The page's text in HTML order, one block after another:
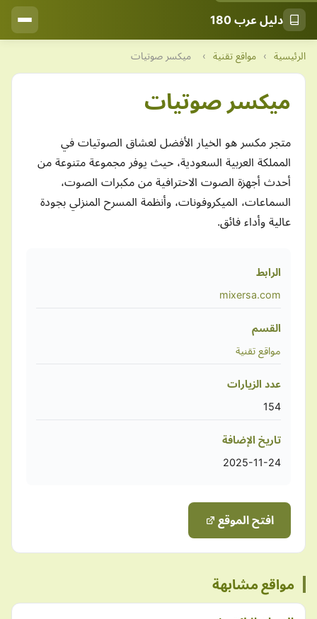
دليل عرب 180
الرئيسية › مواقع تقنية › ميكسر صوتيات
ميكسر صوتيات
متجر مكسر هو الخيار الأفضل لعشاق الصوتيات في
المملكة العربية السعودية، حيث يوفر مجموعة متنوعة من
أحدث أجهزة الصوت الاحترافية من مكبرات الصوت،
السماعات، الميكروفونات، وأنظمة المسرح المنزلي بجودة
عالية وأداء فائق.
الرابط
mixersa.com
القسم
مواقع تقنية
عدد الزيارات
154
تاريخ الإضافة
2025-11-24
افتح الموقع
مواقع مشابهة